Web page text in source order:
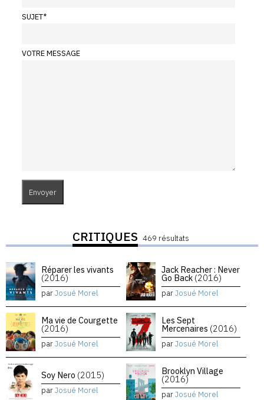
SUJET*
VOTRE MESSAGE
CRITIQUES 469 résultats
Réparer les vivants
(2016)
parJosué Morel
Jack Reacher : Never
Go Back (2016)
parJosué Morel
Ma vie de Courgette
(2016)
parJosué Morel
Les Sept
Mercenaires (2016)
parJosué Morel
Soy Nero (2015)
parJosué Morel
Brooklyn Village
(2016)
parJosué Morel